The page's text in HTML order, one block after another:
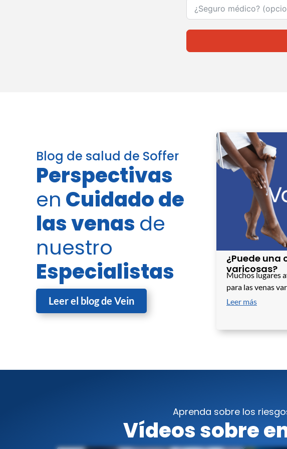
Blog de salud de Soffer
Perspectivas
en Cuidado de
las venas de
nuestro
Especialistas
Leer el blog de Vein
¿Puede una
varicosas?
Muchos lugares
para las venas
Leer más
Aprenda sobre los
Vídeos sobre